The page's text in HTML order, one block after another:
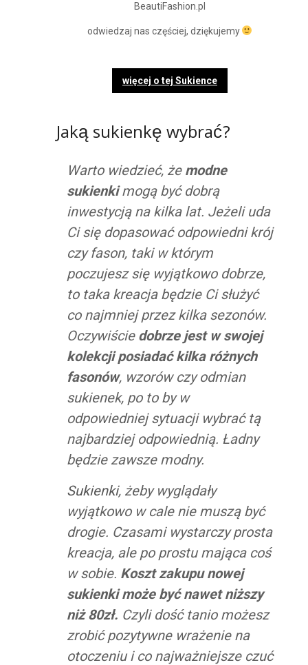
BeautiFashion.pl
odwiedzaj nas częściej, dziękujemy
więcej o tej Sukience
Jaką sukienkę wybrać?
Warto wiedzieć, że modne
sukienkimogą być dobrą
inwestycją na kilka lat. Jeżeli uda
Ci się dopasować odpowiedni krój
czy fason, taki w którym
poczujesz się wyjątkowo dobrze,
to taka kreacja będzie Ci służyć
co najmniej przez kilka sezonów.
Oczywiście dobrze jest w swojej
kolekcji posiadać kilka różnych
fasonów, wzorów czy odmian
sukienek, po to by w
odpowiedniej sytuacji wybrać tą
najbardziej odpowiednią. Ładny
będzie zawsze modny.
Sukienki, żeby wyglądały
wyjątkowo w cale nie muszą być
drogie. Czasami wystarczy prosta
kreacja, ale po prostu mająca coś
w sobie. Koszt zakupu nowej
sukienki może być nawet niższy
niż 80zł. Czyli dość tanio możesz
zrobić pozytywne wrażenie na
otoczeniu i co najważniejsze czuć